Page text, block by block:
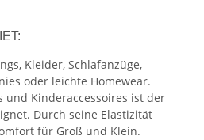
Kleider, Schlafanzüge,
oder leichte Homewear.
und Kinderaccessoires ist der
Durch seine Elastizität
für Groß und Klein.